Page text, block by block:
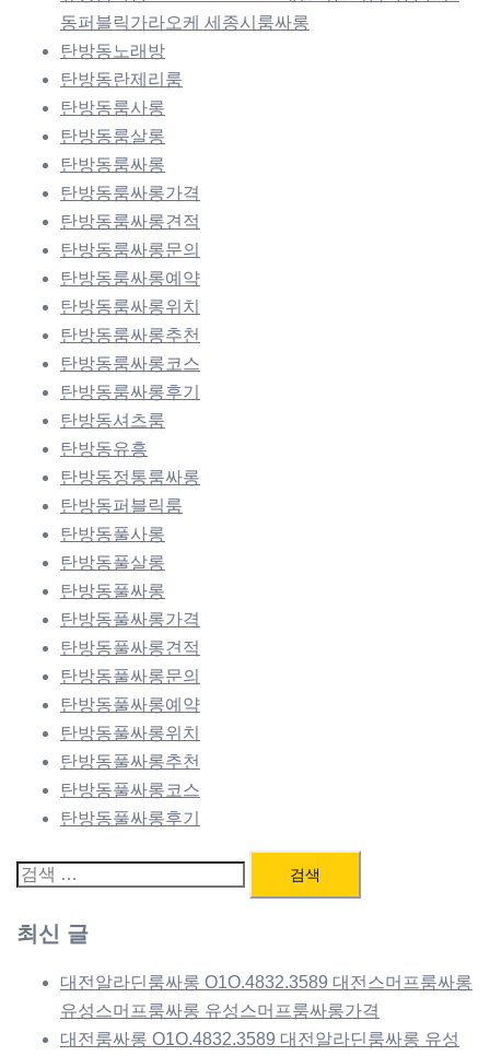
동퍼블릭가라오케 세종시룸싸롱
탄방동노래방
탄방동란제리룸
탄방동룸사롱
탄방동룸살롱
탄방동룸싸롱
탄방동룸싸롱가격
탄방동룸싸롱견적
탄방동룸싸롱문의
탄방동룸싸롱예약
탄방동룸싸롱위치
탄방동룸싸롱추천
탄방동룸싸롱코스
탄방동룸싸롱후기
탄방동셔츠룸
탄방동유흥
탄방동정통룸싸롱
탄방동퍼블릭룸
탄방동풀사롱
탄방동풀살롱
탄방동풀싸롱
탄방동풀싸롱가격
탄방동풀싸롱견적
탄방동풀싸롱문의
탄방동풀싸롱예약
탄방동풀싸롱위치
탄방동풀싸롱추천
탄방동풀싸롱코스
탄방동풀싸롱후기
검
최신 글
대전알라딘룸싸롱 O1O.4832.3589 대전스머프룸싸롱
유성스머프룸싸롱 유성스머프룸싸롱가격
대전룸싸롱 O1O.4832.3589 대전알라딘룸싸롱 유성